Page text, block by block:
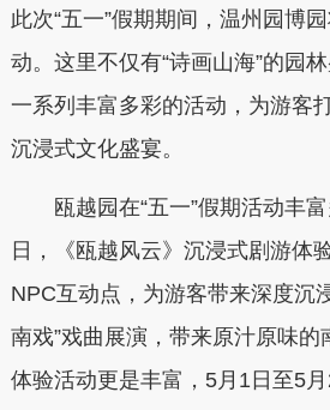
此次“五一”假期期间，温州园博
动。 这里不仅有“诗画山海”的园
一系列丰富多彩的活动，为游客
沉浸式文化盛宴。
瓯越园在“五一”假期活动丰富
日，《瓯越风云》沉浸式剧游体
NPC互动点， 为游客带来深度沉
南戏”戏曲展演，带来原汁原味
体验活动更是丰富，5月1日至5